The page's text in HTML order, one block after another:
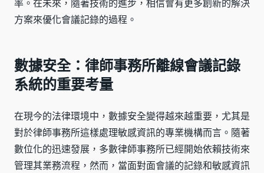
率。在未來，隨著技術的進步，相信會有更多創新的解決
方案來優化會議記錄的過程。
數據安全：律師事務所離線會議記錄
系統的重要考量
在現今的法律環境中，數據安全變得越來越重要，尤其是
對於律師事務所這樣處理敏感資訊的專業機構而言。隨著
數位化的迅速發展，多數律師事務所已經開始依賴技術來
管理其業務流程，然而，當面對面會議的記錄和敏感資訊